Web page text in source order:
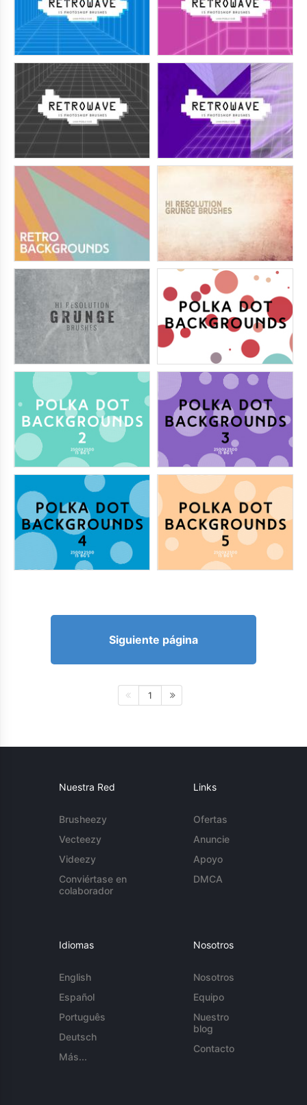
Siguiente página
1
Nuestra Red
Brusheezy
Vecteezy
Videezy
Conviértase en
colaborador
Links
Ofertas
Anuncie
Apoyo
DMCA
Idiomas
English
Español
Português
Deutsch
Más...
Nosotros
Nosotros
Equipo
Nuestro
blog
Contacto